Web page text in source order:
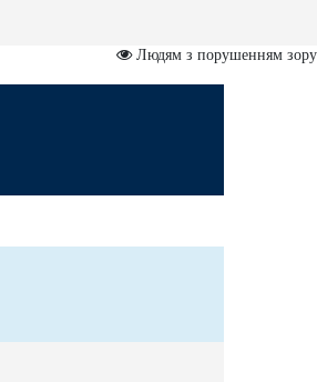
Людям з порушенням зору